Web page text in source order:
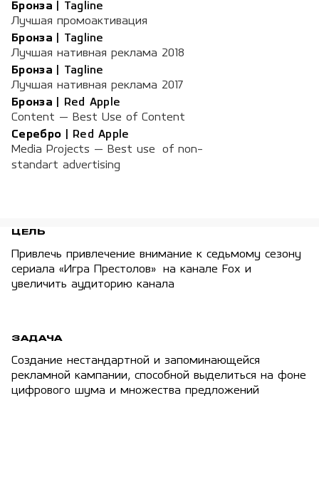
Бронза
Tagline
Лучшая промоактивация
Бронза
Tagline
Лучшая нативная реклама 2018
Бронза
Tagline
Лучшая нативная реклама 2017
Бронза
Red Apple
Content — Best Use of Content
Серебро
Red Apple
Media Projects — Best use of non-
standart advertising
ЦЕЛЬ
Привлечь привлечение внимание к седьмому сезону
сериала «Игра Престолов» на канале Fox и
увеличить аудиторию канала
ЗАДАЧА
Создание нестандартной и запоминающейся
рекламной кампании, способной выделиться на фоне
цифрового шума и множества предложений